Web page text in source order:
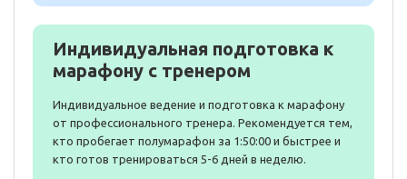
Индивидуальная подготовка к
марафону с тренером
Индивидуальное ведение и подготовка к марафону
от профессионального тренера. Рекомендуется тем,
кто пробегает полумарафон за 1:50:00 и быстрее и
кто готов тренироваться 5-6 дней в неделю.